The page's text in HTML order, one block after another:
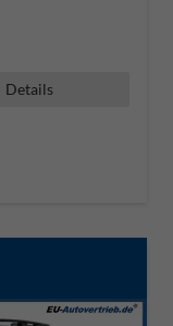
Details